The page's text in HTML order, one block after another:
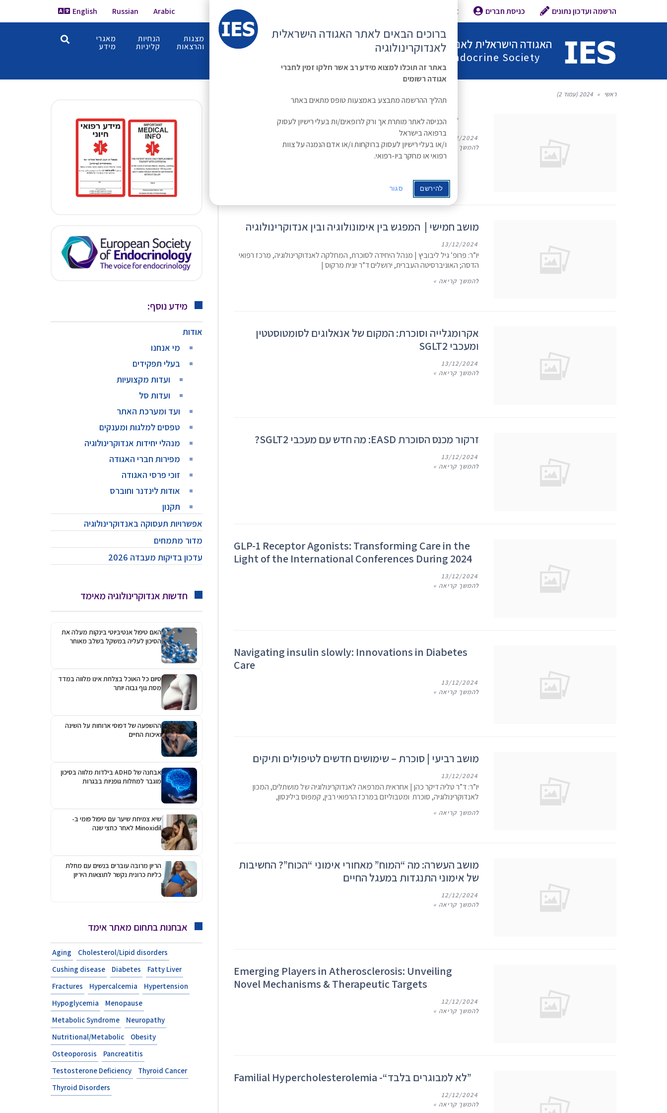
הרשמה ועדכון נתונים כניסת חברים צור קשר Arabic
Russian
English
האגודה הישראלית לאנדוקרינולוגיה
Israel Endocrine Society
ראשי משולחן מפגשים קורס
מתקדם
מצגות
והרצאות
הנחיות
קליניות
מאגרי
מידע
ראשי » 2024 (עמוד 2)
Can We Delay/Prevent Type 1 Diabetes Mellitus?
13/12/2024
להמשך קריאה »
מושב חמישי | המפגש בין אימונולוגיה ובין אנדוקרינולוגיה
13/12/2024
יו”ר: פרופ’ גיל ליבוביץ | מנהל היחידה לסוכרת, המחלקה לאנדוקרינולוגיה, מרכז רפואי
הדסה; האוניברסיטה העברית, ירושלים ד”ר יונית מרקוס |
להמשך קריאה »
אקרומגלייה וסוכרת: המקום של אנאלוגים לסומטוסטטין
ומעכבי SGLT2
13/12/2024
להמשך קריאה »
זרקור מכנס הסוכרת EASD: מה חדש עם מעכבי SGLT2?
13/12/2024
להמשך קריאה »
GLP-1 Receptor Agonists: Transforming Care in the
Light of the International Conferences During 2024
13/12/2024
להמשך קריאה »
Navigating insulin slowly: Innovations in Diabetes
Care
13/12/2024
להמשך קריאה »
מושב רביעי | סוכרת – שימושים חדשים לטיפולים ותיקים
13/12/2024
יו”ר: ד”ר טליה דיקר כהן | אחראית המרפאה לאנדוקרינולוגיה של מושתלים, המכון
לאנדוקרינולוגיה, סוכרת ומטבוליזם במרכז הרפואי רבין, קמפוס בילינסון,
להמשך קריאה »
מושב העשרה: מה “המוח” מאחורי אימוני “הכוח”? החשיבות
של אימוני התנגדות במעגל החיים
12/12/2024
להמשך קריאה »
Emerging Players in Atherosclerosis: Unveiling
Novel Mechanisms & Therapeutic Targets
12/12/2024
להמשך קריאה »
Familial Hypercholesterolemia -“לא למבוגרים בלבד”
12/12/2024
להמשך קריאה »
מידע נוסף:
אודות
מי אנחנו
בעלי תפקידים
ועדות מקצועיות
ועדות סל
ועד ומערכת האתר
טפסים למלגות ומענקים
מנהלי יחידות אנדוקרינולוגיה
מפירות חברי האגודה
זוכי פרסי האגודה
אודות לינדנר וחוברס
תקנון
אפשרויות תעסוקה באנדוקרינולוגיה
מדור מתמחים
עדכון בדיקות מעבדה 2026
חדשות אנדוקרינולוגיה מאימד
האם טיפול אנטיביוטי בינקות מעלה את
הסיכון לעליה במשקל בשלב מאוחר
סיום כל האוכל בצלחת אינו מלווה במדד
מסת גוף גבוה יותר
ההשפעה של דפוסי ארוחות על השינה
ואיכות החיים
אבחנה של ADHD בילדות מלווה בסיכון
מוגבר למחלות גופניות בבגרות
שיא צמיחת שיער עם טיפול פומי ב-
Minoxidil לאחר כחצי שנה
הריון מרובה עוברים בנשים עם מחלת
כליות כרונית נקשר לתוצאות היריון
אבחנות בתחום מאתר אימד
Aging
Cholesterol/Lipid disorders
Cushing disease
Diabetes
Fatty Liver
Fractures
Hypercalcemia
Hypertension
Hypoglycemia
Menopause
Metabolic Syndrome
Neuropathy
Nutritional/Metabolic
Obesity
Osteoporosis
Pancreatitis
Testosterone Deficiency
Thyroid Cancer
Thyroid Disorders
ברוכים הבאים לאתר האגודה הישראלית
לאנדוקרינולוגיה
באתר זה תוכלו למצוא מידע רב אשר חלקו זמין לחברי
אגודה רשומים
תהליך ההרשמה מתבצע באמצעות טופס מתאים באתר
הכניסה לאתר מותרת אך ורק לרופאים/ות בעלי רישיון לעסוק
ברפואה בישראל
ו/או בעלי רישיון לעסוק ברוקחות ו/או אדם הנמנה על צוות
רפואי או מחקר ביו-רפואי.
להירשם סגור